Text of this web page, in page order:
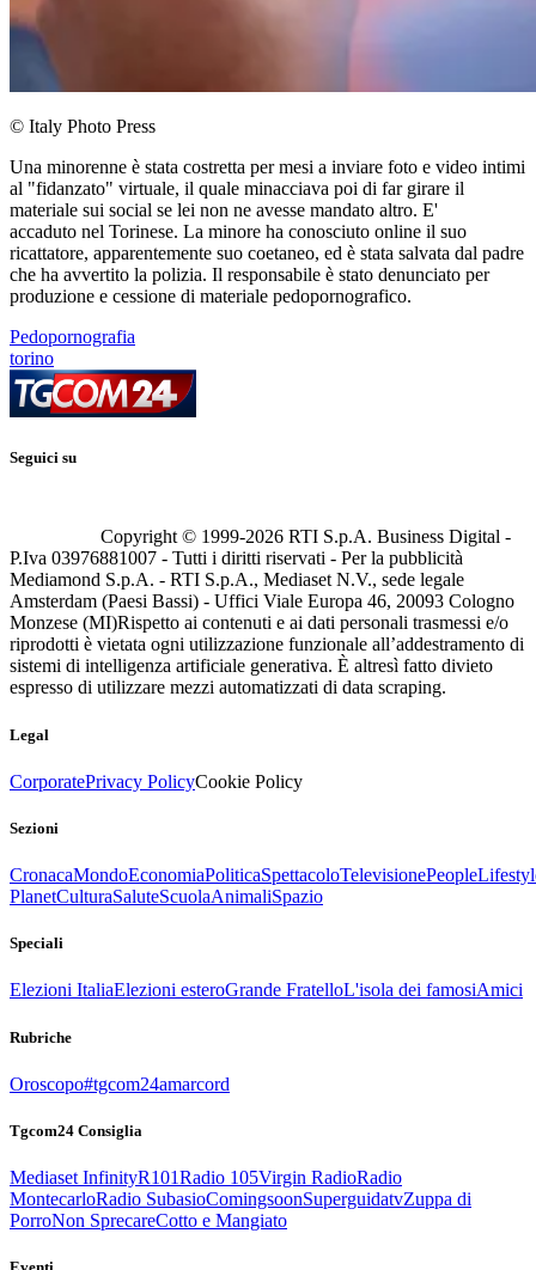
© Italy Photo Press
Una minorenne è stata costretta per mesi a inviare foto e video intimi
al "fidanzato" virtuale, il quale minacciava poi di far girare il
materiale sui social se lei non ne avesse mandato altro. E'
accaduto nel Torinese. La minore ha conosciuto online il suo
ricattatore, apparentemente suo coetaneo, ed è stata salvata dal padre
che ha avvertito la polizia. Il responsabile è stato denunciato per
produzione e cessione di materiale pedopornografico.
Pedopornografia
torino
Seguici su
Copyright © 1999-2026 RTI S.p.A. Business Digital -
P.Iva 03976881007 - Tutti i diritti riservati - Per la pubblicità
Mediamond S.p.A. - RTI S.p.A., Mediaset N.V., sede legale
Amsterdam (Paesi Bassi) - Uffici Viale Europa 46, 20093 Cologno
Monzese (MI)Rispetto ai contenuti e ai dati personali trasmessi e/o
riprodotti è vietata ogni utilizzazione funzionale all’addestramento di
sistemi di intelligenza artificiale generativa. È altresì fatto divieto
espresso di utilizzare mezzi automatizzati di data scraping.
Legal
CorporatePrivacy PolicyCookie Policy
Sezioni
CronacaMondoEconomiaPoliticaSpettacoloTelevisionePeople
PlanetCulturaSaluteScuolaAnimaliSpazio
Speciali
Elezioni ItaliaElezioni esteroGrande FratelloL'isola dei famosiAmici
Rubriche
Oroscopo#tgcom24amarcord
Tgcom24 Consiglia
Mediaset InfinityR101Radio 105Virgin RadioRadio
MontecarloRadio SubasioComingsoonSuperguidatvZuppa di
PorroNon SprecareCotto e Mangiato